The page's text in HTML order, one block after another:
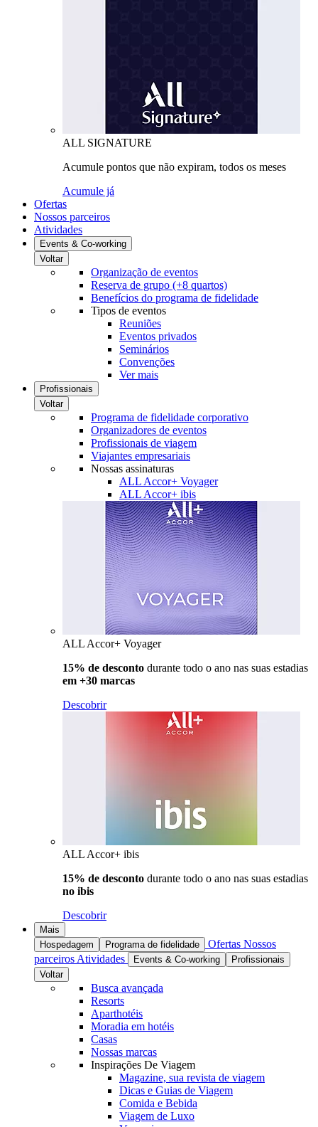
ALL SIGNATURE
Acumule pontos que não expiram, todos os meses
Acumule já
Ofertas
Nossos parceiros
Atividades
Events & Co-working
Voltar
Organização de eventos
Reserva de grupo (+8 quartos)
Benefícios do programa de fidelidade
Tipos de eventos
Reuniões
Eventos privados
Seminários
Convenções
Ver mais
Profissionais
Voltar
Programa de fidelidade corporativo
Organizadores de eventos
Profissionais de viagem
Viajantes empresariais
Nossas assinaturas
ALL Accor+ Voyager
ALL Accor+ ibis
ALL Accor+ Voyager
15% de desconto durante todo o ano nas suas estadias
em +30 marcas
Descobrir
ALL Accor+ ibis
15% de desconto durante todo o ano nas suas estadias
no ibis
Descobrir
Mais
Hospedagem
Programa de fidelidade Ofertas Nossos
parceiros Atividades Events & Co-working
Profissionais
Voltar
Busca avançada
Resorts
Aparthotéis
Moradia em hotéis
Casas
Nossas marcas
Inspirações De Viagem
Magazine, sua revista de viagem
Dicas e Guias de Viagem
Comida e Bebida
Viagem de Luxo